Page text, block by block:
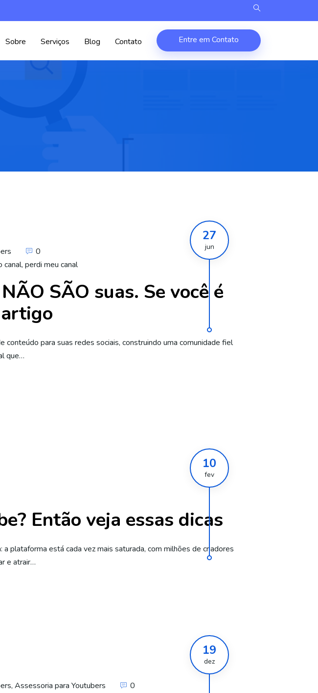
Sobre Serviços Blog Contato Entre em Contato
0
27
jun
canal, perdi meu canal
SÃO suas. Se você é
para suas redes sociais, construindo uma comunidade fiel
que…
10
fev
Então veja essas dicas
plataforma está cada vez mais saturada, com milhões de criadores
e atrair…
, Assessoria para Youtubers 0
19
dez